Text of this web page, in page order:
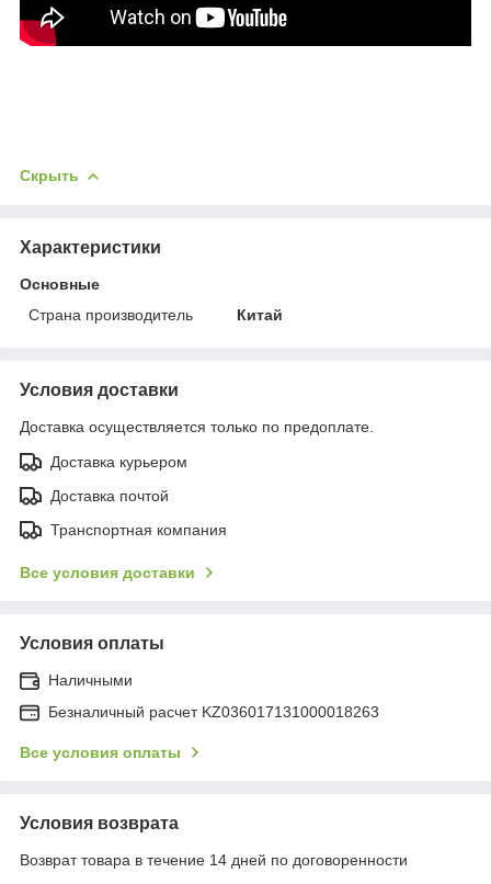
Скрыть
Характеристики
Основные
Страна производитель
Китай
Условия доставки
Доставка осуществляется только по предоплате.
Доставка курьером
Доставка почтой
Транспортная компания
Все условия доставки
Условия оплаты
Наличными
Безналичный расчет KZ036017131000018263
Все условия оплаты
Условия возврата
Возврат товара в течение 14 дней по договоренности